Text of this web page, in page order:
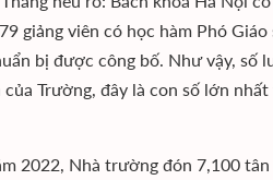
giảng viên có học hàm Phó
bị được công bố. Như vậy, số
Trường, đây là con số lớn
2022, Nhà trường đón 7,100